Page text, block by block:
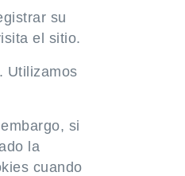
su
el sitio.
Utilizamos
si
la
cuando